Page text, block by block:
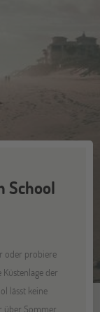
School
oder probiere
der
lässt keine
über Sommer.